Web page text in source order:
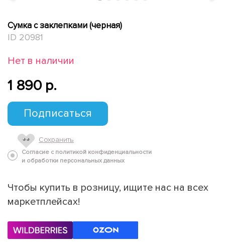
Сумка с заклепками (черная)
ID 20981
Нет в наличии
1 890 p.
Подписаться
Сохранить
Согласие с политикой конфиденциальности
и обработки персональных данных
Чтобы купить в розницу, ищите нас на всех
маркетплейсах!